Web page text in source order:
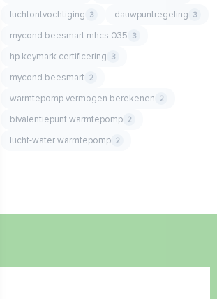
luchtontvochtiging 3 dauwpuntregeling 3
mycond beesmart mhcs 035 3
hp keymark certificering 3
mycond beesmart 2
warmtepomp vermogen berekenen 2
bivalentiepunt warmtepomp 2
lucht-water warmtepomp 2